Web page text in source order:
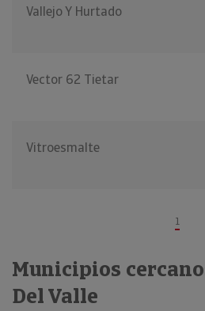
Vallejo Y Hurtado
Vector 62 Tietar
Vitroesmalte
1
Municipios
Del Valle